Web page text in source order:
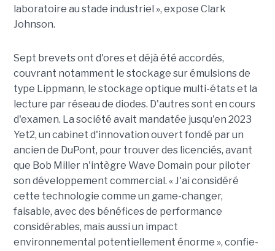
laboratoire au stade industriel », expose Clark
Johnson.
Sept brevets ont d'ores et déjà été accordés,
couvrant notamment le stockage sur émulsions de
type Lippmann, le stockage optique multi-états et la
lecture par réseau de diodes. D'autres sont en cours
d'examen. La société avait mandatée jusqu'en 2023
Yet2, un cabinet d'innovation ouvert fondé par un
ancien de DuPont, pour trouver des licenciés, avant
que Bob Miller n'intègre Wave Domain pour piloter
son développement commercial. « J'ai considéré
cette technologie comme un game-changer,
faisable, avec des bénéfices de performance
considérables, mais aussi un impact
environnemental potentiellement énorme », confie-